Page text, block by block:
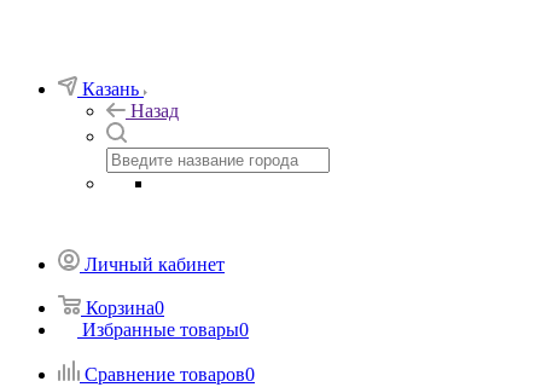
Казань
Назад
Личный кабинет
Корзина0
Избранные товары0
Сравнение товаров0